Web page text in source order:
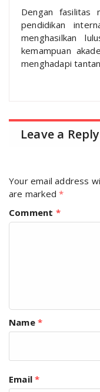
Dengan fasilitas
pendidikan
menghasilkan
kemampuan
menghadapi
Leave a Reply
Your email address
are marked*
Comment *
Name *
Email*